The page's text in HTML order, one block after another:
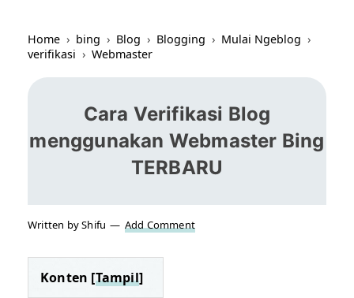
Home › bing › Blog › Blogging › Mulai Ngeblog ›
verifikasi › Webmaster
Cara Verifikasi Blog
menggunakan Webmaster Bing
TERBARU
Written by Shifu Add Comment
Konten [Tampil]